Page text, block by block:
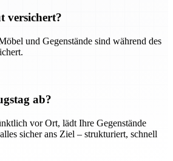
versichert?
und Gegenstände sind während des
ab?
vor Ort, lädt Ihre Gegenstände
sicher ans Ziel – strukturiert, schnell